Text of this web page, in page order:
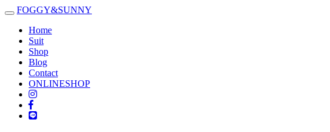
Toggle
navigation
FOGGY&SUNNY
Home
Suit
Shop
Blog
Contact
ONLINESHOP